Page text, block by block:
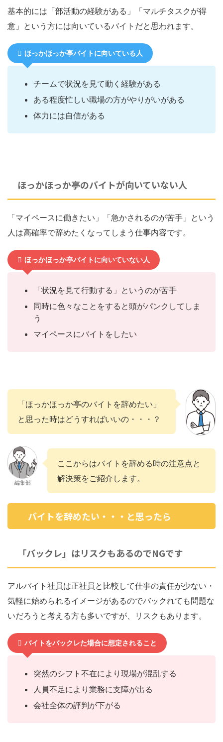
基本的には「部活動の経験がある」「マルチタスクが得
意」という方には向いているバイトだと思われます。
ほっかほっか亭バイトに向いている人
チームで状況を見て動く経験がある
ある程度忙しい職場の方がやりがいがある
体力には自信がある
ほっかほっか亭のバイトが向いていない人
「マイペースに働きたい」「急かされるのが苦手」という
人は高確率で辞めたくなってしまう仕事内容です。
ほっかほっか亭バイトに向いていない人
「状況を見て行動する」というのが苦手
同時に色々なことをすると頭がパンクしてしま
う
マイペースにバイトをしたい
「ほっかほっか亭のバイトを辞めたい」
と思った時はどうすればいいの・・・？
編集部
ここからはバイトを辞める時の注意点と
解決策をご紹介します。
バイトを辞めたい・・・と思ったら
「バックレ」はリスクもあるのでNGです
アルバイト社員は正社員と比較して仕事の責任が少ない・
気軽に始められるイメージがあるのでバックれても問題な
いだろうと考える方も多いですが、リスクもあります。
バイトをバックレた場合に想定されること
突然のシフト不在により現場が混乱する
人員不足により業務に支障が出る
会社全体の評判が下がる